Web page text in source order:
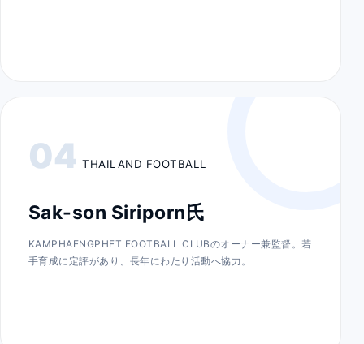
04 THAILAND FOOTBALL
Sak-son Siriporn氏
KAMPHAENGPHET FOOTBALL CLUBのオーナー兼監督。若
手育成に定評があり、長年にわたり活動へ協力。